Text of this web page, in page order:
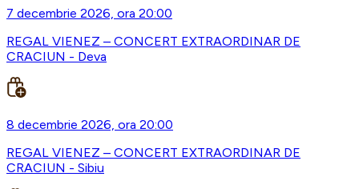
7 decembrie 2026, ora 20:00
REGAL VIENEZ – CONCERT EXTRAORDINAR DE
CRACIUN - Deva
8 decembrie 2026, ora 20:00
REGAL VIENEZ – CONCERT EXTRAORDINAR DE
CRACIUN - Sibiu